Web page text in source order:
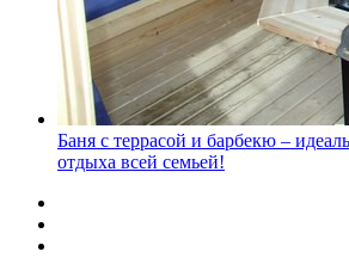
Баня с террасой и барбекю –
отдыха всей семьей!